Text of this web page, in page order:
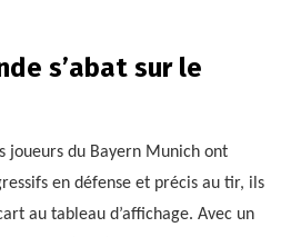
s’abat sur le
joueurs du Bayern Munich ont
en défense et précis au tir, ils
au tableau d’affichage. Avec un